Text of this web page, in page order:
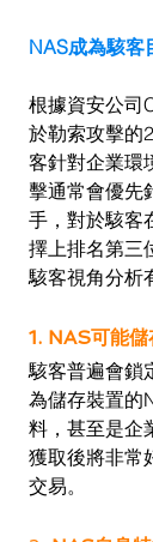
NAS成為駭客
根據資安公司
於勒索攻擊的
客針對企業環
擊通常會優先
手，對於駭客
擇上排名第三
駭客視角分析
1. NAS可能
駭客普遍會鎖
為儲存裝置的
料，甚至是企
獲取後將非常
交易。